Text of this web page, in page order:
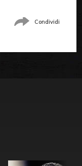
Condividi